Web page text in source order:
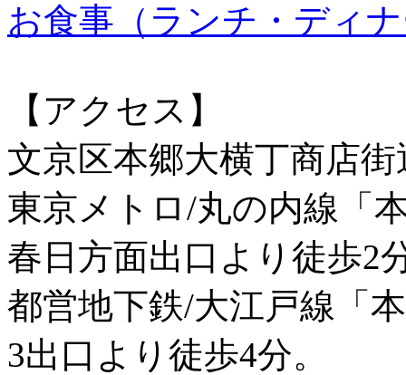
お食事（ランチ・ディ
【アクセス】
文京区本郷大横丁商店
東京メトロ/丸の内線「
春日方面出口より徒歩2
都営地下鉄/大江戸線「
3出口より徒歩4分。